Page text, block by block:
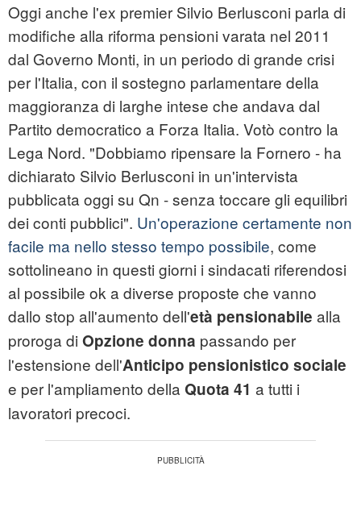
Oggi anche l'ex premier Silvio Berlusconi parla di
modifiche alla riforma pensioni varata nel 2011
dal Governo Monti, in un periodo di grande crisi
per l'Italia, con il sostegno parlamentare della
maggioranza di larghe intese che andava dal
Partito democratico a Forza Italia. Votò contro la
Lega Nord. "Dobbiamo ripensare la Fornero - ha
dichiarato Silvio Berlusconi in un'intervista
pubblicata oggi su Qn - senza toccare gli equilibri
dei conti pubblici". Un'operazione certamente non
facile ma nello stesso tempo possibile, come
sottolineano in questi giorni i sindacati riferendosi
al possibile ok a diverse proposte che vanno
dallo stop all'aumento dell'età pensionabile alla
proroga di Opzione donna passando per
l'estensione dell'Anticipo pensionistico sociale
e per l'ampliamento della Quota 41 a tutti i
lavoratori precoci.